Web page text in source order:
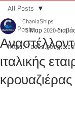
All Posts
https://
All Posts
ιταλικής
ChaniaShips
10 Μαρ 2020